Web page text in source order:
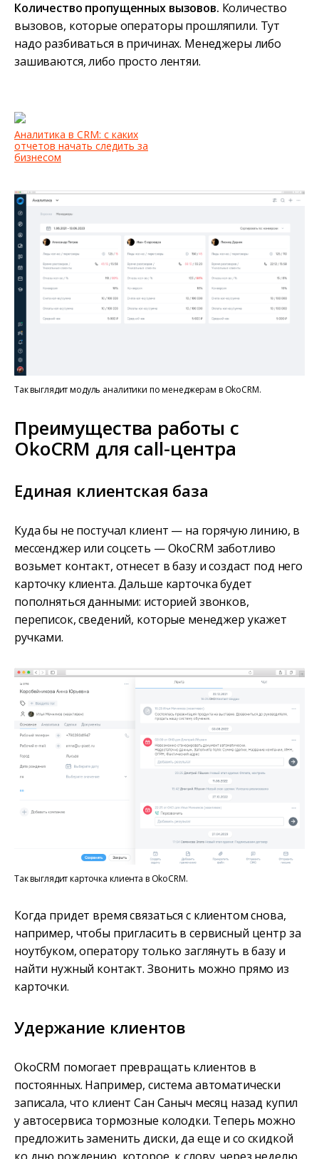
Количество пропущенных вызовов. Количество
вызовов, которые операторы прошляпили. Тут
надо разбиваться в причинах. Менеджеры либо
зашиваются, либо просто лентяи.
Аналитика в CRM: с каких
отчетов начать следить за
бизнесом
Так выглядит модуль аналитики по менеджерам в OkoCRM.
Преимущества работы с
OkoCRM для call-центра
Единая клиентская база
Куда бы не постучал клиент — на горячую линию, в
мессенджер или соцсеть — OkoCRM заботливо
возьмет контакт, отнесет в базу и создаст под него
карточку клиента. Дальше карточка будет
пополняться данными: историей звонков,
переписок, сведений, которые менеджер укажет
ручками.
Так выглядит карточка клиента в OkoCRM.
Когда придет время связаться с клиентом снова,
например, чтобы пригласить в сервисный центр за
ноутбуком, оператору только заглянуть в базу и
найти нужный контакт. Звонить можно прямо из
карточки.
Удержание клиентов
OkoCRM помогает превращать клиентов в
постоянных. Например, система автоматически
записала, что клиент Сан Саныч месяц назад купил
у автосервиса тормозные колодки. Теперь можно
предложить заменить диски, да еще и со скидкой